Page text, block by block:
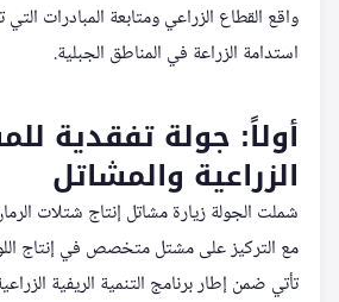
واقع القطاع الزراعي ومتابعة المبادرات
استدامة الزراعة في المناطق الجبلية.
أولاً: جولة تفقدية
الزراعية والمشاتل
شملت الجولة زيارة مشاتل إنتاج شتلات
مع التركيز على مشتل متخصص في إنتاج
تأتي ضمن إطار برنامج التنمية الريفية